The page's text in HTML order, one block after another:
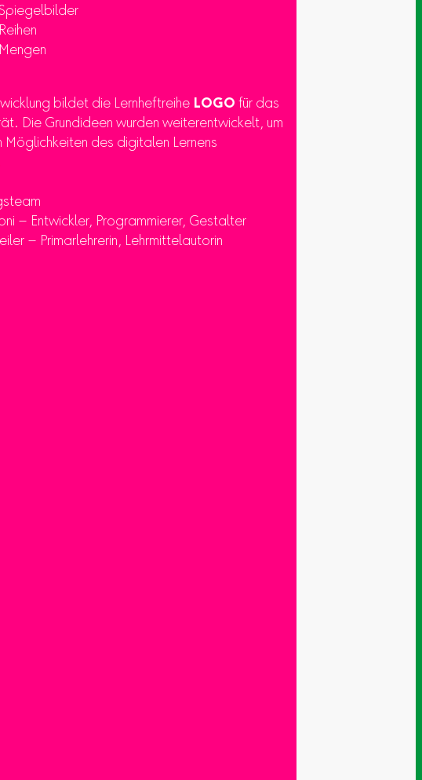
bildet die Lernheftreihe LOGO für das
Die Grundideen wurden weiterentwickelt, um
Möglichkeiten des digitalen Lernens
– Entwickler, Programmierer, Gestalter
– Primarlehrerin, Lehrmittelautorin